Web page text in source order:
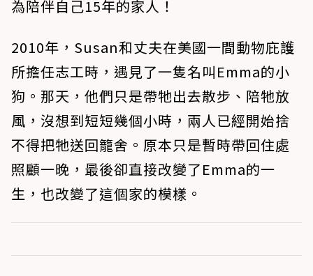
為陪伴自己15年的家人！
2010年，Susan和丈夫在美國一間動物庇護
所擔任志工時，遇見了一隻名叫Emma的小
狗。那天，他們只是帶牠出去散步、陪牠放
風，沒想到短短幾個小時，兩人已經開始捨
不得把牠送回籠舍。原本只是暫時帶回住處
照顧一晚，最後卻直接改變了Emma的一
生，也改變了這個家的模樣。